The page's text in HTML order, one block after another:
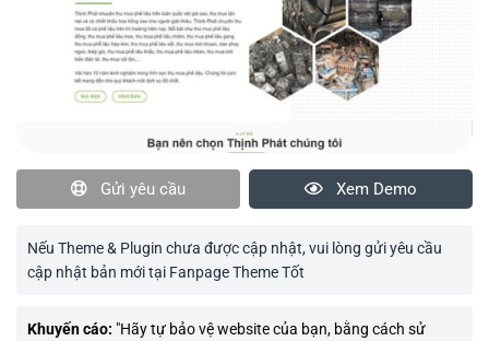
Gửi yêu cầu Xem Demo
Nếu Theme & Plugin chưa được cập nhật, vui lòng gửi yêu cầu
cập nhật bản mới tại Fanpage Theme Tốt
Khuyến cáo: "Hãy tự bảo vệ website của bạn, bằng cách sử